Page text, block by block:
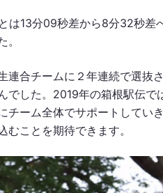
は13分09秒差から8分32秒差
連合チームに２年連続で選抜
した。2019年の箱根駅伝で
チーム全体でサポートしてい
ことを期待できます。